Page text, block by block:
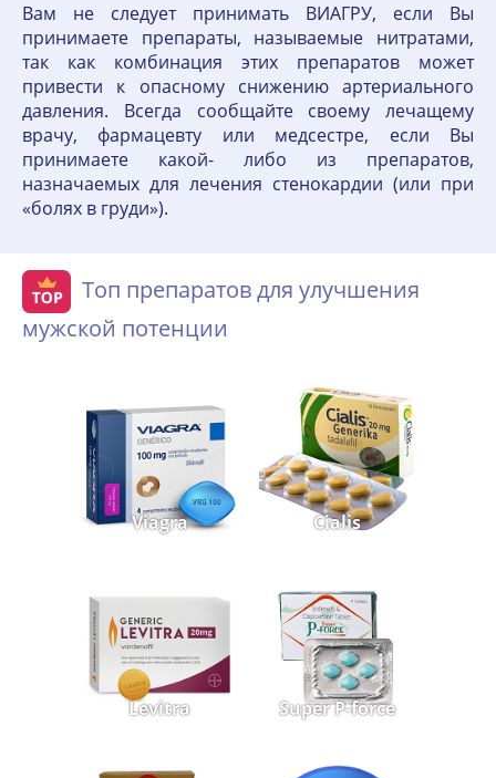
Вам не следует принимать ВИАГРУ, если Вы
принимаете препараты, называемые нитратами,
так как комбинация этих препаратов может
привести к опасному снижению артериального
давления. Всегда сообщайте своему лечащему
врачу, фармацевту или медсестре, если Вы
принимаете какой- либо из препаратов,
назначаемых для лечения стенокардии (или при
«болях в груди»).
Топ препаратов для улучшения
мужской потенции
Viagra Cialis
Levitra Super P-force